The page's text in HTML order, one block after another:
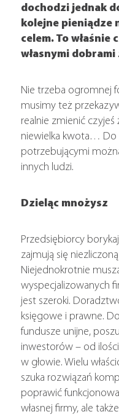
dochodzi jednak
kolejne pieniądze
celem. To właśnie
własnymi
Nie trzeba ogromnej
musimy też
realnie zmienić
niewielka kwota… Do
potrzebującymi
innych ludzi.
Dzieląc mnożysz
Przedsiębiorcy
zajmują się
Niejednokrotnie
wyspecjalizowanych
jest szeroki.
księgowe i prawne.
fundusze unijne,
inwestorów – od
w głowie. Wielu
szuka rozwiązań
poprawić
własnej firmy, ale